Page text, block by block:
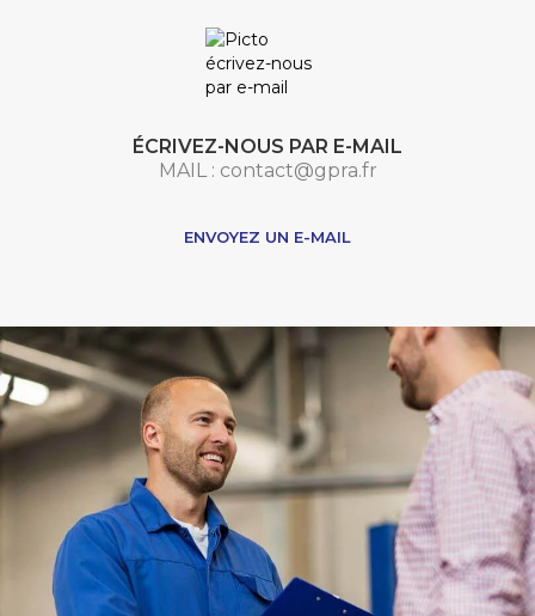
ÉCRIVEZ-NOUS PAR E-MAIL
MAIL : contact@gpra.fr
ENVOYEZ UN E-MAIL